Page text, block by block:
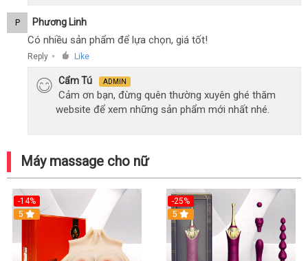
P Phương Linh
Có nhiều sản phẩm để lựa chọn, giá tốt!
Reply ● Like
Cẩm Tú ADMIN
Cảm ơn bạn, đừng quên thường xuyên ghé thăm
website để xem những sản phẩm mới nhất nhé.
Máy massage cho nữ
-14%
5
-25%
5